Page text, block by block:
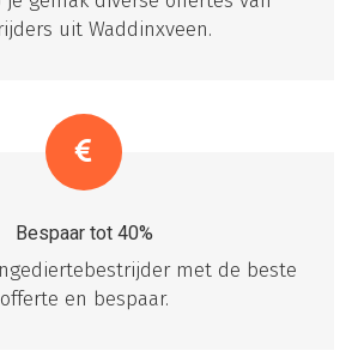
uit Waddinxveen.
Bespaar tot 40%
met de beste
offerte en bespaar.